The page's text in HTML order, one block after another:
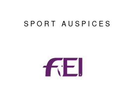
SPORT AUSPICES